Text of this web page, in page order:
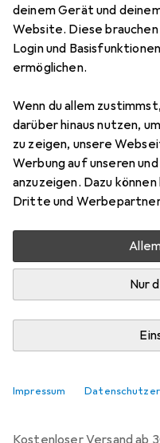
deinem Gerät und
Website. Diese brauchen
Login und
ermöglichen.
Wenn du allem
darüber hinaus nutzen,
zu zeigen, unsere
Werbung auf unseren
anzuzeigen. Dazu
Dritte und
Nur
Impressum
Dipos
EUR
14,79
107
Bewertungen
Mehr als 10 Stück an
Lieferort angeben
In
Vergleichen
Kostenloser Versand ab